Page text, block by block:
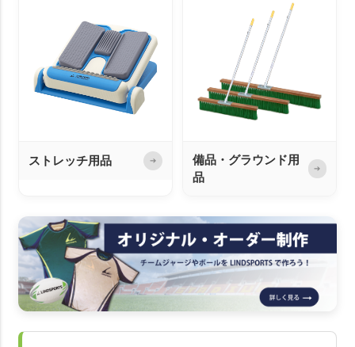
ストレッチ用品 ➔
備品・グラウンド用
品
➔